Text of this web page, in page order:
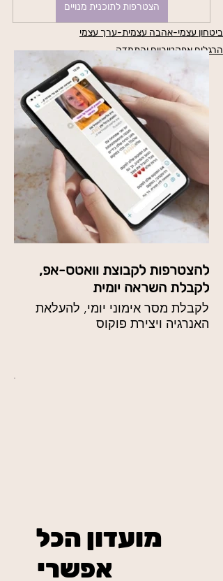
הצטרפות לתוכנית מנויים
ביטחון עצמי-אהבה עצמית-ערך עצמי
הרגלים אפקטיביים והתמדה
להצטרפות לקבוצת וואטס-אפ,
לקבלת השראה יומית
לקבלת מסר אימוני יומי, להעלאת
האנרגיה ויצירת פוקוס
מועדון הכל
אפשרי